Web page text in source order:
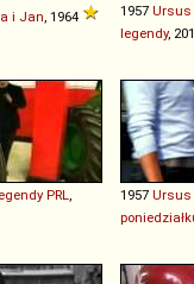
i Jan , 1964 1957 Ursus
legendy,
PRL 1957 Ursus